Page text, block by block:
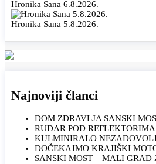
Hronika Sana 6.8.2026.
Hronika Sana 5.8.2026.
Najnoviji članci
DOM ZDRAVLJA SANSKI
RUDAR POD
KULMINIRALO
DOČEKAJMO KRAJIŠKI
SANSKI MOST – MALI GRAD